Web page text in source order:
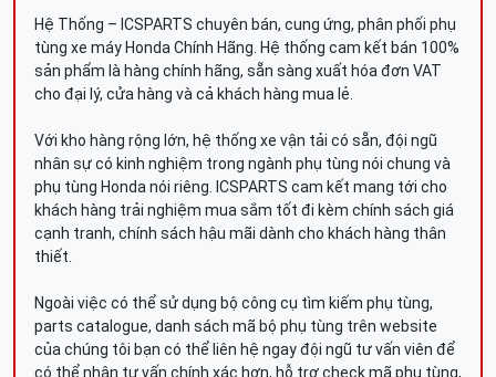
Hệ Thống – ICSPARTS chuyên bán, cung ứng, phân phối phụ
tùng xe máy Honda Chính Hãng. Hệ thống cam kết bán 100%
sản phẩm là hàng chính hãng, sẵn sàng xuất hóa đơn VAT
cho đại lý, cửa hàng và cả khách hàng mua lẻ.
Với kho hàng rộng lớn, hệ thống xe vận tải có sẵn, đội ngũ
nhân sự có kinh nghiệm trong ngành phụ tùng nói chung và
phụ tùng Honda nói riêng. ICSPARTS cam kết mang tới cho
khách hàng trải nghiệm mua sắm tốt đi kèm chính sách giá
cạnh tranh, chính sách hậu mãi dành cho khách hàng thân
thiết.
Ngoài việc có thể sử dụng bộ công cụ tìm kiếm phụ tùng,
parts catalogue, danh sách mã bộ phụ tùng trên website
của chúng tôi bạn có thể liên hệ ngay đội ngũ tư vấn viên để
có thể nhận tư vấn chính xác hơn, hỗ trợ check mã phụ tùng,